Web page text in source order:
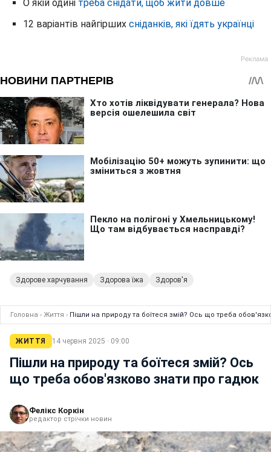
О якій одині треба снідати, щоб жити довше
12 варіантів найгірших сніданків, які їдять українці
Здорове харчування Здорова їжа Здоров'я
Головна › Життя › Пішли на природу та боїтеся змій? Ось що треба
ЖИТТЯ 14 червня 2025 · 09:00
Пішли на природу та боїтеся змій? Ось
що треба обов'язково знати про гадюк
Фелікс Коркін
редактор стрічки новин